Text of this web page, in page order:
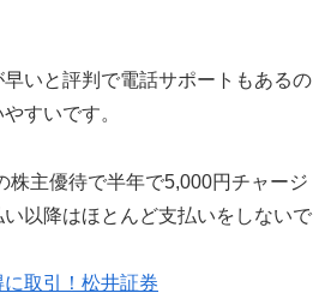
いと評判で電話サポートもあるの
すいです。
株主優待で半年で5,000円チャージ
以降はほとんど支払いをしないで
取引！松井証券